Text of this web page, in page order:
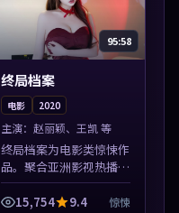
95:58
终局档案
电影 2020
主演： 赵丽颖、王凯 等
终局档案为电影类惊悚作
品。聚合亚洲影视热播内
容，高清免费在线观看，
适合手机与电脑一站式追
15,754 9.4 惊悚